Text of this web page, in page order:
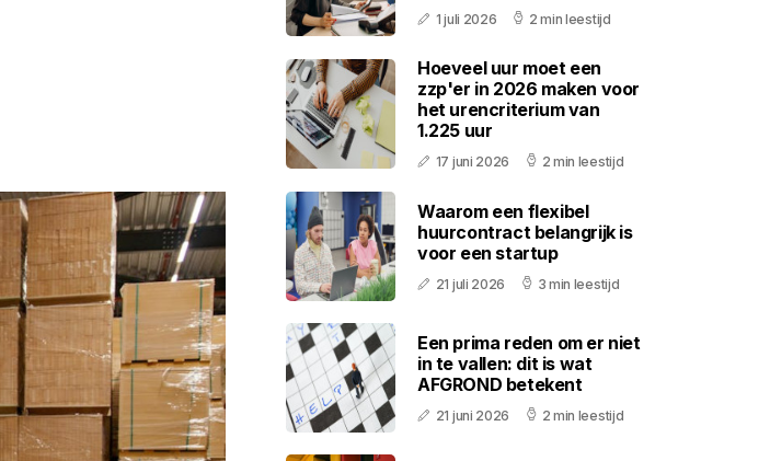
1 juli 2026 2 min leestijd
Hoeveel uur moet een
zzp'er in 2026 maken voor
het urencriterium van
1.225 uur
17 juni 2026 2 min leestijd
Waarom een flexibel
huurcontract belangrijk is
voor een startup
21 juli 2026 3 min leestijd
Een prima reden om er niet
in te vallen: dit is wat
AFGROND betekent
21 juni 2026 2 min leestijd